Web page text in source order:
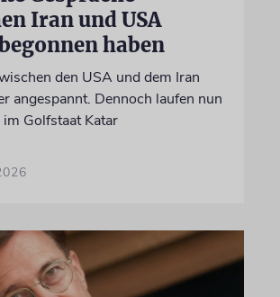
Iran und USA
haben
den USA und dem Iran
angespannt. Dennoch laufen nun
im Golfstaat Katar